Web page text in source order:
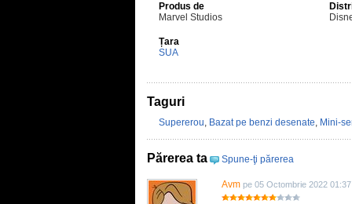
Produs de
Marvel Studios
Țara
SUA
Taguri
Supererou, Bazat pe benzi desenate, Mini-
Părerea ta Spune-ţi părerea
Avm pe 05 Octombrie 2022 01:37